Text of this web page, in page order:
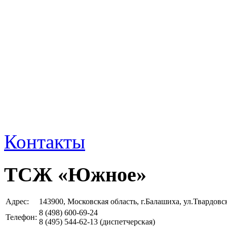
Контакты
ТСЖ «Южное»
Адрес:
143900, Московская область, г.Балашиха,
Телефон:
8 (498) 600-69-24
8 (495) 544-62-13 (диспетчерская)